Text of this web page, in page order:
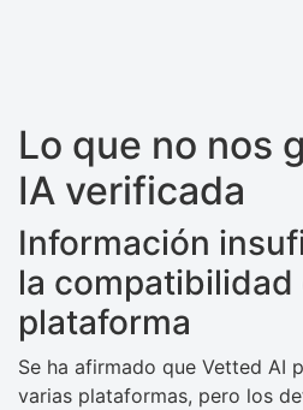
Lo que no nos
IA verificada
Información
la compatibilidad
plataforma
Se ha afirmado que Vetted AI
varias plataformas, pero los